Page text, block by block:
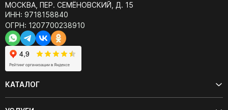
МОСКВА, ПЕР. СЕМЁНОВСКИЙ, Д. 15
ИНН: 9718158840
ОГРН: 1207700238910
КАТАЛОГ